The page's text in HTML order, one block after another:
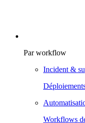
Par workflow
Incident &
Workflows